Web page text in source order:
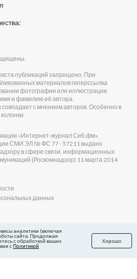
публикаций запрещено. При
материалов гиперссылка
фотографии или иллюстрации
и фамилию её автора.
совпадает с мнением авторов. Особенно в
«Интернет-журнал Сиб.фм».
СМИ ЭЛ № ФС 77 - 57211 выдано
в сфере связи, информационных
(Роскомнадзор) 11 марта 2014
данных
аналитики (включая
сайта. Продолжая
с обработкой ваших
сПолитикой
Хорошо